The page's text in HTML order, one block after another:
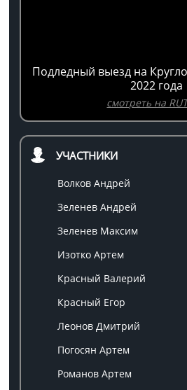
Подледный выезд на
2022 года
смотреть на
УЧАСТНИКИ
Волков Андрей
Зеленев Андрей
Зеленев Максим
Изотко Артем
Красный Валерий
Красный Егор
Леонов Дмитрий
Погосян Артем
Романов Артем